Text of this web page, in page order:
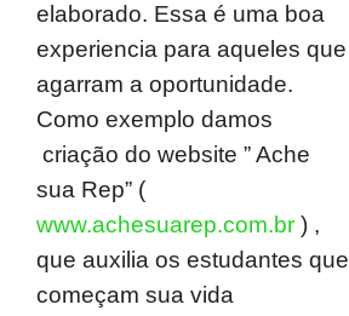
elaborado. Essa é uma boa
experiencia para aqueles que
agarram a oportunidade.
Como exemplo damos
criação do website ” Ache
sua Rep” (
www.achesuarep.com.br ) ,
que auxilia os estudantes que
começam sua vida